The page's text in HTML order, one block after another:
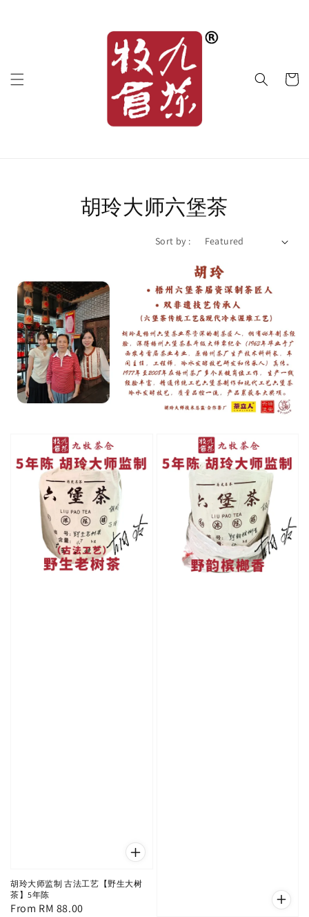
胡玲大师六堡茶
Sort by :
胡玲大师监制 古法工艺【野生大树
茶】5年陈
Regular
From RM 88.00